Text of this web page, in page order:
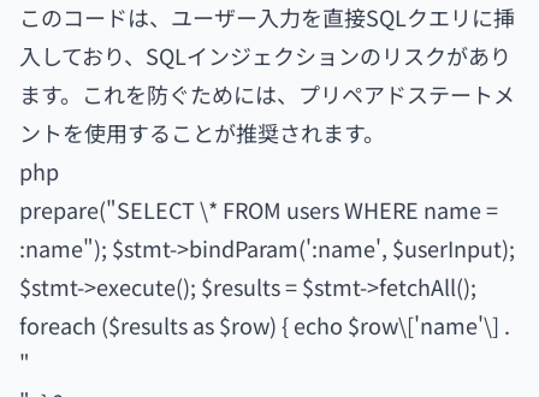
このコードは、ユーザー入力を直接SQLクエリに挿
入しており、SQLインジェクションのリスクがあり
ます。これを防ぐためには、プリペアドステートメ
ントを使用することが推奨されます。
php
prepare("SELECT \* FROM users WHERE name =
:name"); $stmt->bindParam(':name', $userInput);
$stmt->execute(); $results = $stmt->fetchAll();
foreach ($results as $row) { echo $row\['name'\] .
"